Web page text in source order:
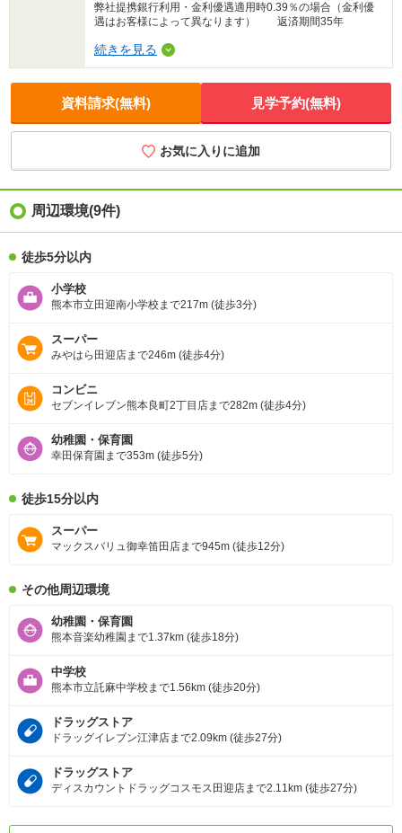
弊社提携銀行利用・金利優遇適用時0.39％の場合（金利優
遇はお客様によって異なります） 返済期間35年
続きを見る
資料請求(無料) 見学予約(無料)
お気に入りに追加
周辺環境(9件)
徒歩5分以内
小学校
熊本市立田迎南小学校まで217m (徒歩3分)
スーパー
みやはら田迎店まで246m (徒歩4分)
コンビニ
セブンイレブン熊本良町2丁目店まで282m (徒歩4分)
幼稚園・保育園
幸田保育園まで353m (徒歩5分)
徒歩15分以内
スーパー
マックスバリュ御幸笛田店まで945m (徒歩12分)
その他周辺環境
幼稚園・保育園
熊本音楽幼稚園まで1.37km (徒歩18分)
中学校
熊本市立託麻中学校まで1.56km (徒歩20分)
ドラッグストア
ドラッグイレブン江津店まで2.09km (徒歩27分)
ドラッグストア
ディスカウントドラッグコスモス田迎店まで2.11km (徒歩27分)